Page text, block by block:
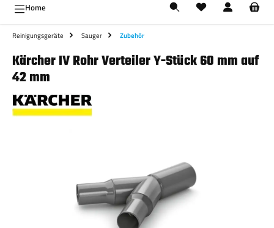
Home
Reinigungsgeräte Sauger Zubehör
Kärcher IV Rohr Verteiler Y-Stück 60 mm auf
42 mm